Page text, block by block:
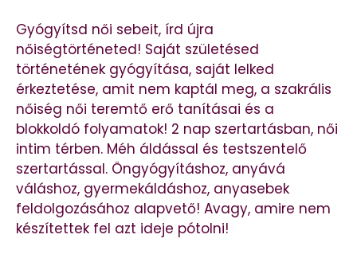
Gyógyítsd női sebeit, írd újra
nőiségtörténeted! Saját születésed
történetének gyógyítása, saját lelked
érkeztetése, amit nem kaptál meg, a szakrális
nőiség női teremtő erő tanításai és a
blokkoldó folyamatok! 2 nap szertartásban, női
intim térben. Méh áldással és testszentelő
szertartással. Öngyógyításhoz, anyává
váláshoz, gyermekáldáshoz, anyasebek
feldolgozásához alapvető! Avagy, amire nem
készítettek fel azt ideje pótolni!